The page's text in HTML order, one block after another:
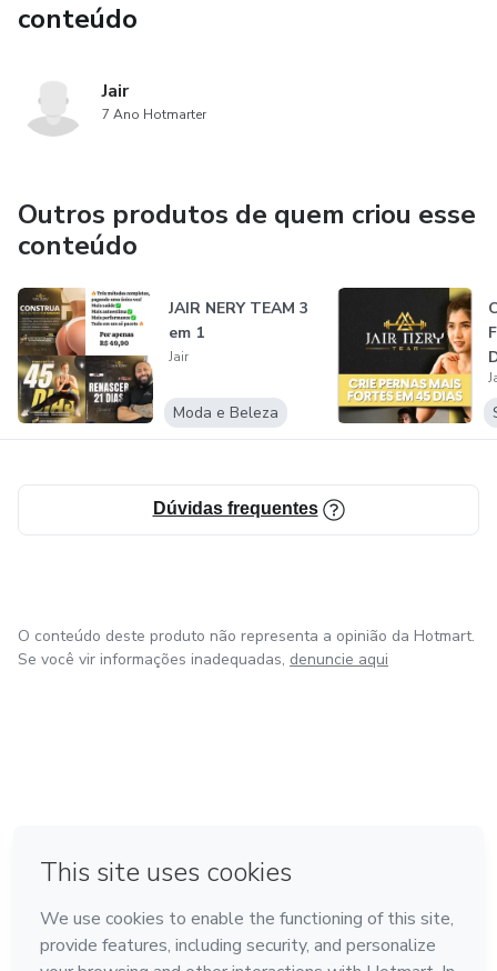
conteúdo
Jair
7 Ano Hotmarter
Outros produtos de quem criou esse
conteúdo
JAIR NERY TEAM 3
em 1
Jair
Moda e Beleza
Dúvidas frequentes
O conteúdo deste produto não representa a opinião da Hotmart.
Se você vir informações inadequadas, denuncie aqui
Feito com ❤ em Bogotá